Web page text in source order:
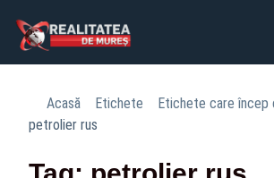
Acasă Etichete
Etichete care încep
petrolier rus